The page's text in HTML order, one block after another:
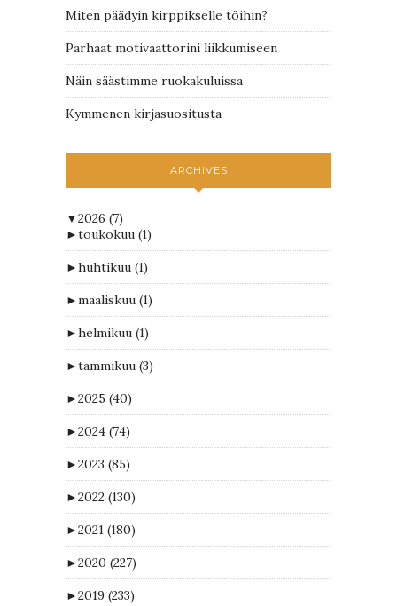
Miten päädyin kirppikselle töihin?
Parhaat motivaattorini liikkumiseen
Näin säästimme ruokakuluissa
Kymmenen kirjasuositusta
ARCHIVES
▼2026 (7)
►toukokuu (1)
►huhtikuu (1)
►maaliskuu (1)
►helmikuu (1)
►tammikuu (3)
►2025 (40)
►2024 (74)
►2023 (85)
►2022 (130)
►2021 (180)
►2020 (227)
►2019 (233)